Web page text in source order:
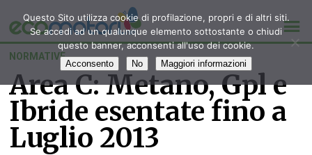
NORMATIVE
Area C: Metano, Gpl e
Ibride esentate fino a
Luglio 2013
Questo Sito utilizza cookie di profilazione, propri e di altri siti.
Se accedi ad un qualunque elemento sottostante o chiudi
questo banner, acconsenti all'uso dei cookie.
Acconsento No Maggiori informazioni